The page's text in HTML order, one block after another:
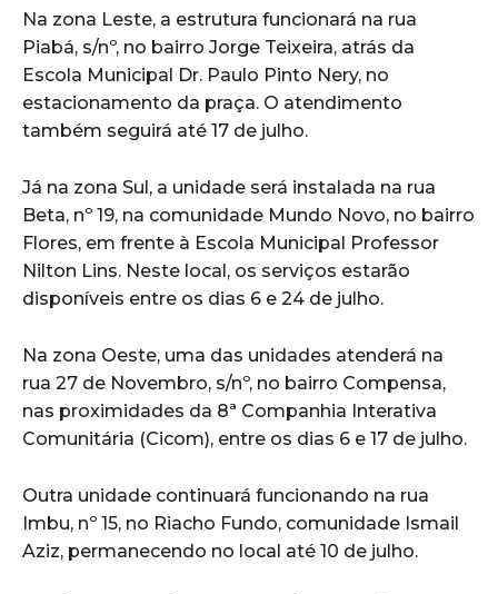
Na zona Leste, a estrutura funcionará na rua
Piabá, s/nº, no bairro Jorge Teixeira, atrás da
Escola Municipal Dr. Paulo Pinto Nery, no
estacionamento da praça. O atendimento
também seguirá até 17 de julho.
Já na zona Sul, a unidade será instalada na rua
Beta, nº 19, na comunidade Mundo Novo, no bairro
Flores, em frente à Escola Municipal Professor
Nilton Lins. Neste local, os serviços estarão
disponíveis entre os dias 6 e 24 de julho.
Na zona Oeste, uma das unidades atenderá na
rua 27 de Novembro, s/nº, no bairro Compensa,
nas proximidades da 8ª Companhia Interativa
Comunitária (Cicom), entre os dias 6 e 17 de julho.
Outra unidade continuará funcionando na rua
Imbu, nº 15, no Riacho Fundo, comunidade Ismail
Aziz, permanecendo no local até 10 de julho.